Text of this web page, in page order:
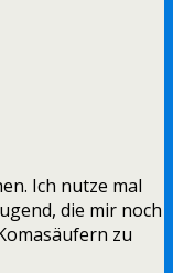
Ich nutze mal
die mir noch
zu